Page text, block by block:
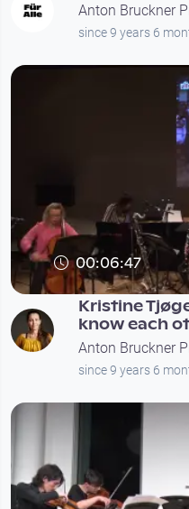
Anton Bruckner
since 9 years 6
00:06:47
Kristine
know each
Anton Bruckner
since 9 years 6